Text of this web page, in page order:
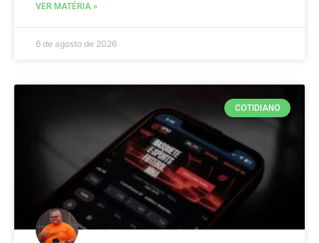
VER MATÉRIA »
6 de agosto de 2026
COTIDIANO